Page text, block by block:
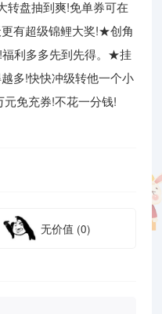
盘抽到爽!免单券可在
有超级锦鲤大奖!★创角
福利多多先到先得。★挂
多!快快冲级转他一个小
免充券!不花一分钱!
无价值 (0)